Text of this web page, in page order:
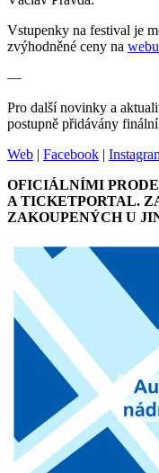
Vstupenky na festival je
zvýhodněné ceny na
—
Pro další novinky a
postupně přidávány
Web | Facebook |
OFICIÁLNÍMI
A TICKETPORTAL.
ZAKOUPENÝCH U